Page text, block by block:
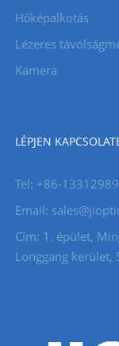
Hőképalkotás
Lézeres
Kamera
LÉPJEN
Tel: +86-
Email:
Cím: 1. épület,
Longgang kerület,